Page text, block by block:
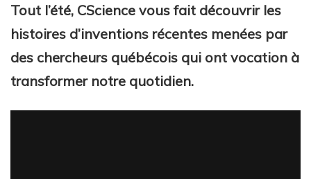
Tout l’été, CScience vous fait découvrir les
histoires d’inventions récentes menées par
des chercheurs québécois qui ont vocation à
transformer notre quotidien.